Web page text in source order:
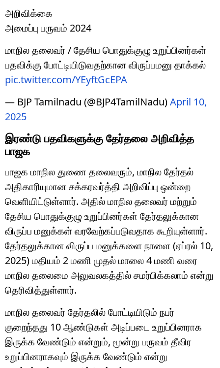
அறிவிக்கை
அமைப்பு பருவம் 2024
மாநில தலைவர் / தேசிய பொதுக்குழு உறுப்பினர்கள்
பதவிக்கு போட்டியிடுவதற்கான விருப்பமனு தாக்கல்
pic.twitter.com/YEyftGcEPA
— BJP Tamilnadu (@BJP4TamilNadu)April 10,
2025
இரண்டு பதவிகளுக்கு தேர்தலை அறிவித்த
பாஜக
பாஜக மாநில துணை தலைவரும், மாநில தேர்தல்
அதிகாரியுமான சக்கரவர்த்தி அறிவிப்பு ஒன்றை
வெளியிட்டுள்ளார். அதில் மாநில தலைவர் மற்றும்
தேசிய பொதுக்குழு உறுப்பினர்கள் தேர்தலுக்கான
விருப்ப மனுக்கள் வரவேற்கப்படுவதாக கூறியுள்ளார்.
தேர்தலுக்கான விருப்ப மனுக்களை நாளை (ஏப்ரல் 10,
2025) மதியம் 2 மணி முதல் மாலை 4 மணி வரை
மாநில தலைமை அலுவலகத்தில் சமர்பிக்கலாம் என்று
தெரிவித்துள்ளார்.
மாநில தலைவர் தேர்தலில் போட்டியிடும் நபர்
குறைந்தது 10 ஆண்டுகள் அடிப்படை உறுப்பினராக
இருக்க வேண்டும் என்றும், மூன்று பருவம் தீவிர
உறுப்பினராகவும் இருக்க வேண்டும் என்று